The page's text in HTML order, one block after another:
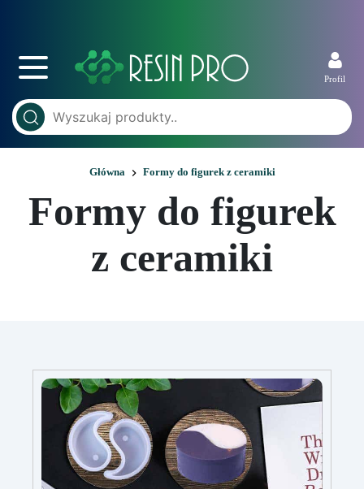
Profil
Główna Formy do figurek z ceramiki
Formy do figurek
z ceramiki